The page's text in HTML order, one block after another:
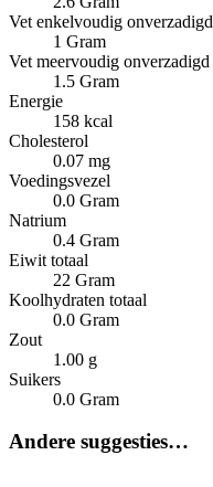
Vet enkelvoudig onverzadigd
1 Gram
Vet meervoudig onverzadigd
1.5 Gram
Energie
158 kcal
Cholesterol
0.07 mg
Voedingsvezel
0.0 Gram
Natrium
0.4 Gram
Eiwit totaal
22 Gram
Koolhydraten totaal
0.0 Gram
Zout
1.00 g
Suikers
0.0 Gram
Andere suggesties…